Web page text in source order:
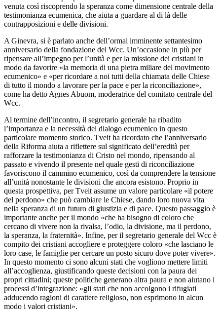
venuta così riscoprendo la speranza come dimensione centrale della
testimonianza ecumenica, che aiuta a guardare al di là delle
contrapposizioni e delle divisioni.
A Ginevra, si è parlato anche dell’ormai imminente settantesimo
anniversario della fondazione del Wcc. Un’occasione in più per
ripensare all’impegno per l’unità e per la missione dei cristiani in
modo da favorire «la memoria di una pietra miliare del movimento
ecumenico» e «per ricordare a noi tutti della chiamata delle Chiese
di tutto il mondo a lavorare per la pace e per la riconciliazione»,
come ha detto Agnes Abuom, moderatrice del comitato centrale del
Wcc.
Al termine dell’incontro, il segretario generale ha ribadito
l’importanza e la necessità del dialogo ecumenico in questo
particolare momento storico. Tveit ha ricordato che l’anniversario
della Riforma aiuta a riflettere sul significato dell’eredità per
rafforzare la testimonianza di Cristo nel mondo, ripensando al
passato e vivendo il presente nel quale gesti di riconciliazione
favoriscono il cammino ecumenico, così da comprendere la tensione
all’unità nonostante le divisioni che ancora esistono. Proprio in
questa prospettiva, per Tveit assume un valore particolare «il potere
del perdono» che può cambiare le Chiese, dando loro nuova vita
nella speranza di un futuro di giustizia e di pace. Questo passaggio è
importante anche per il mondo «che ha bisogno di coloro che
cercano di vivere non la rivalsa, l’odio, la divisione, ma il perdono,
la speranza, la fraternità». Infine, per il segretario generale del Wcc è
compito dei cristiani accogliere e proteggere coloro «che lasciano le
loro case, le famiglie per cercare un posto sicuro dove poter vivere».
In questo momento ci sono alcuni stati che vogliono mettere limiti
all’accoglienza, giustificando queste decisioni con la paura dei
propri cittadini; queste politiche generano altra paura e non aiutano i
processi d’integrazione: «gli stati che non accolgono i rifugiati
adducendo ragioni di carattere religioso, non esprimono in alcun
modo i valori cristiani».